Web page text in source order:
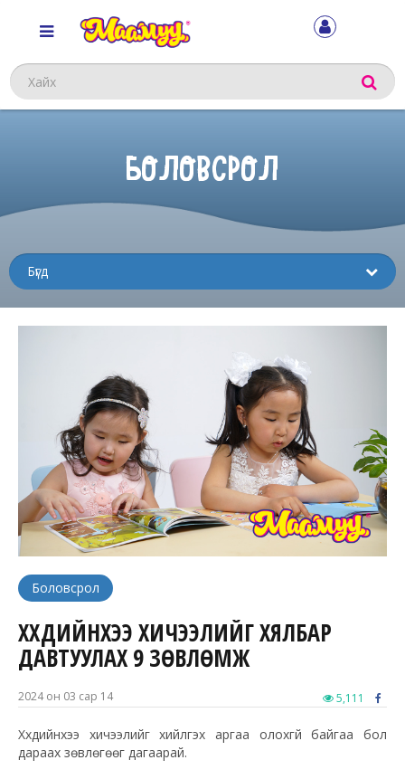
Хайх
БОЛОВСРОЛ
Боловсрол
ХҮҮХДИЙНХЭЭ ХИЧЭЭЛИЙГ ХЯЛБАР
ДАВТУУЛАХ 9 ЗӨВЛӨМЖ
2024 он 03 сар 14 5,111
Хүүхдийнхээ хичээлийг хийлгэх аргаа олохгүй байгаа бол
дараах зөвлөгөөг дагаарай.